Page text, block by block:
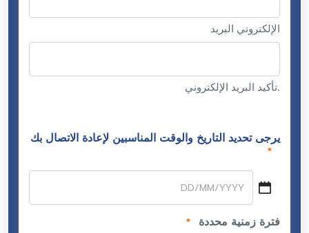
الإلكتروني البريد
تأكيد البريد الإلكتروني.
يرجى تحديد التاريخ والوقت المناسبين لإعادة الاتصال بك
*
فترة زمنية محددة *